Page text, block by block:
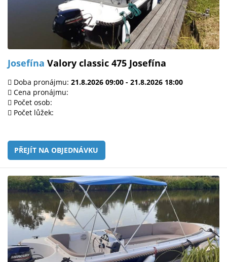
Josefína Valory classic 475 Josefína
Doba pronájmu: 21.8.2026 09:00 - 21.8.2026 18:00
Cena pronájmu:
Počet osob:
Počet lůžek:
PŘEJÍT NA OBJEDNÁVKU